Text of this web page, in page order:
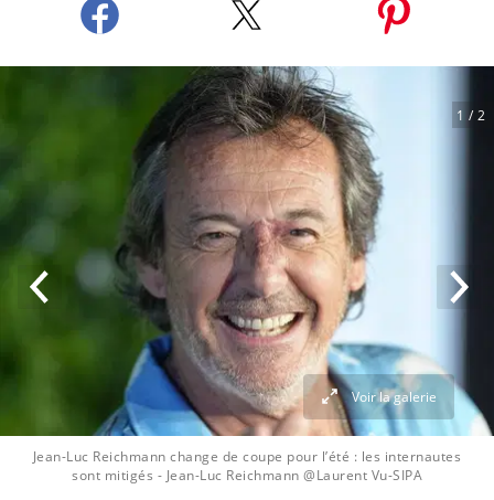
Jean-Luc Reichmann change de coupe pour l’été : les internautes
sont mitigés - Jean-Luc Reichmann @Laurent Vu-SIPA
1 / 2
Voir la galerie